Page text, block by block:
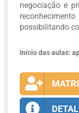
negociação e
possibilitando
Início das aulas: